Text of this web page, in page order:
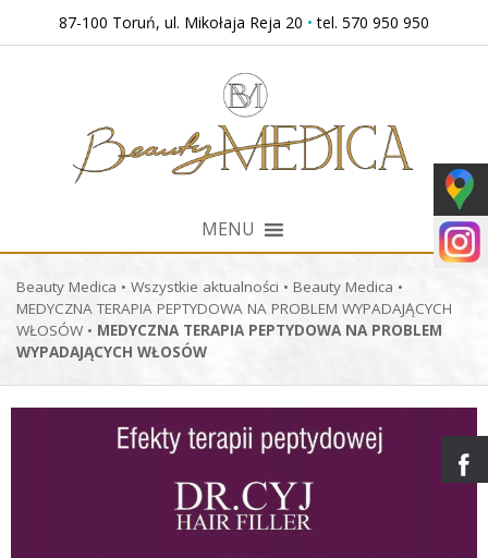
87-100 Toruń, ul. Mikołaja Reja 20 • tel. 570 950 950
MENU
Beauty Medica • Wszystkie aktualności • Beauty Medica •
MEDYCZNA TERAPIA PEPTYDOWA NA PROBLEM WYPADAJĄCYCH
WŁOSÓW • MEDYCZNA TERAPIA PEPTYDOWA NA PROBLEM
WYPADAJĄCYCH WŁOSÓW